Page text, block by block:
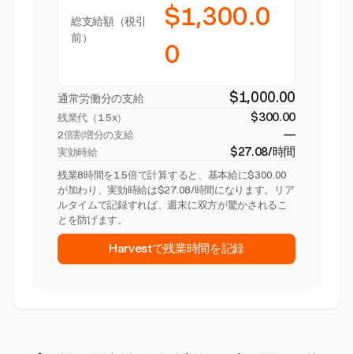
総支給額（税引
前）
$1,300.0
0
通常労働分の支給 $1,000.00
残業代（ 1.5x） $300.00
2倍割増分の支給 —
実効時給 $27.08/時間
残業8時間を1.5倍で計算すると、基本給に$300.00
が加わり、実効時給は$27.08/時間になります。リア
ルタイムで記録すれば、週末に双方が驚かされるこ
とを防げます。
Harvestで残業時間を記録